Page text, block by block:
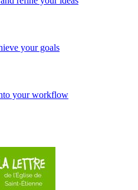
your goals
your workflow